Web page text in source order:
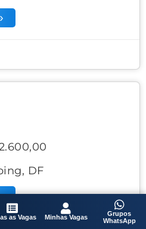
DF
as Vagas Minhas Vagas
Grupos
WhatsApp